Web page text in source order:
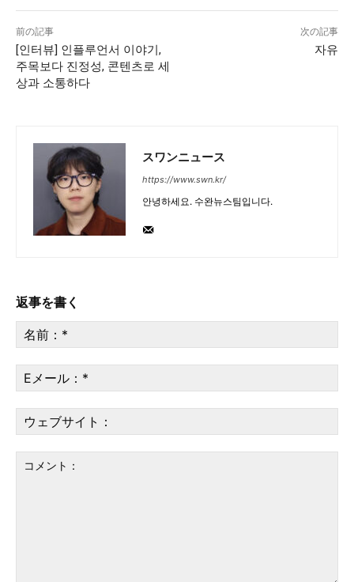
前の記事
[인터뷰] 인플루언서 이야기,
주목보다 진정성, 콘텐츠로 세
상과 소통하다
次の記事
자유
スワンニュース
https://www.swn.kr/
안녕하세요. 수완뉴스팀입니다.
返事を書く
前
*
メ
ー
*ェ
ブ